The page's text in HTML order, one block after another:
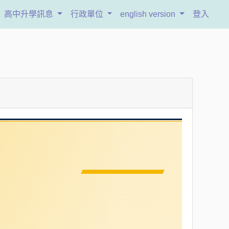
高中升學訊息 行政單位 english version 登入